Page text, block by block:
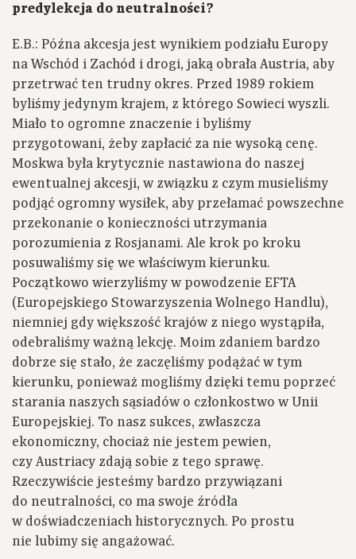
predylekcja do neutralności?
E.B.: Późna akcesja jest wynikiem podziału Europy
na Wschód i Zachód i drogi, jaką obrała Austria, aby
przetrwać ten trudny okres. Przed 1989 rokiem
byliśmy jedynym krajem, z którego Sowieci wyszli.
Miało to ogromne znaczenie i byliśmy
przygotowani, żeby zapłacić za nie wysoką cenę.
Moskwa była krytycznie nastawiona do naszej
ewentualnej akcesji, w związku z czym musieliśmy
podjąć ogromny wysiłek, aby przełamać powszechne
przekonanie o konieczności utrzymania
porozumienia z Rosjanami. Ale krok po kroku
posuwaliśmy się we właściwym kierunku.
Początkowo wierzyliśmy w powodzenie EFTA
(Europejskiego Stowarzyszenia Wolnego Handlu),
niemniej gdy większość krajów z niego wystąpiła,
odebraliśmy ważną lekcję. Moim zdaniem bardzo
dobrze się stało, że zaczęliśmy podążać w tym
kierunku, ponieważ mogliśmy dzięki temu poprzeć
starania naszych sąsiadów o członkostwo w Unii
Europejskiej. To nasz sukces, zwłaszcza
ekonomiczny, chociaż nie jestem pewien,
czy Austriacy zdają sobie z tego sprawę.
Rzeczywiście jesteśmy bardzo przywiązani
do neutralności, co ma swoje źródła
w doświadczeniach historycznych. Po prostu
nie lubimy się angażować.